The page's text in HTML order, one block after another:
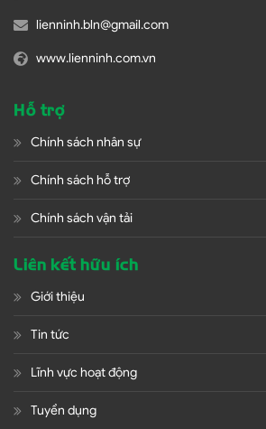
lienninh.bln@gmail.com
www.lienninh.com.vn
Hỗ trợ
Chính sách nhân sự
Chính sách hỗ trợ
Chính sách vận tải
Liên kết hữu ích
Giới thiệu
Tin tức
Lĩnh vực hoạt động
Tuyển dụng